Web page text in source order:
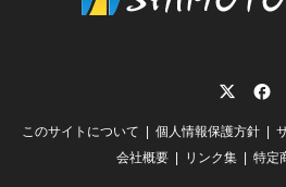
このサイトについて 個人情報保護方針
会社概要
リンク集 特定